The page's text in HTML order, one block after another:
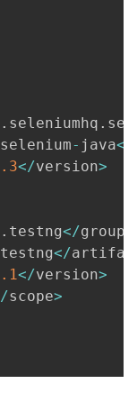
. seleniumhq .
selenium- java<
.3</version>
. testng</
testng</
.1</version>
/scope>